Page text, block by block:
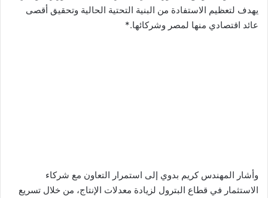
يهدف لتعظيم الاستفادة من البنية التحتية الحالية وتحقيق أقصى
عائد اقتصادي منها لمصر وشركائها.*
وأشار المهندس كريم بدوي إلى استمرار التعاون مع شركاء
الاستثمار في قطاع البترول لزيادة معدلات الإنتاج، من خلال تسريع